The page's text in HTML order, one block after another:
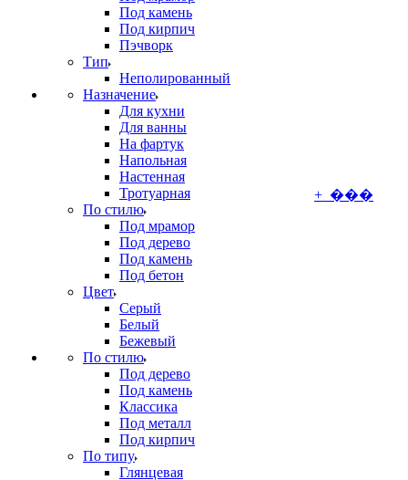
Под камень
Под кирпич
Пэчворк
Тип
Неполированный
Назначение
Для кухни
Для ванны
На фартук
Напольная
Настенная
Тротуарная
По стилю
Под мрамор
Под дерево
Под камень
Под бетон
Цвет
Серый
Белый
Бежевый
По стилю
Под дерево
Под камень
Классика
Под металл
Под кирпич
По типу
Глянцевая
+ ���